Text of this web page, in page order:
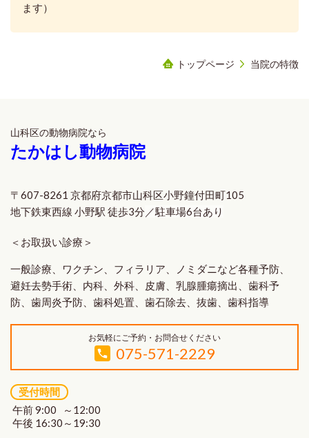
ます）
トップページ 当院の特徴
山科区の動物病院なら
たかはし動物病院
〒607-8261 京都府京都市山科区小野鐘付田町105
地下鉄東西線 小野駅 徒歩3分／駐車場6台あり
＜お取扱い診療＞
一般診療、ワクチン、フィラリア、ノミダニなど各種予防、
避妊去勢手術、内科、外科、皮膚、乳腺腫瘍摘出、歯科予
防、歯周炎予防、歯科処置、歯石除去、抜歯、歯科指導
お気軽にご予約・お問合せください
075-571-2229
受付時間
午前 9:00 ～12:00
午後 16:30～19:30